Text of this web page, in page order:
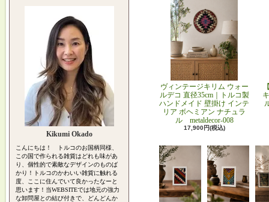
Kikumi Okado
こんにちは！ トルコのお国柄同様、
この国で作られる雑貨はどれも味があ
り、個性的で素敵なデザインのものば
かり！トルコのかわいい雑貨に触れる
度、ここに住んでいて良かったなーと
思います！当WEBSITEでは地元の強力
な卸問屋との結び付きで、どんどんか
ヴィンテージキリム ウォー
ルデコ 直径35cm｜トルコ製
ハンドメイド 壁掛け インテ
リア ボヘミアン ナチュラ
ル metaldecor-008
17,900円(税込)